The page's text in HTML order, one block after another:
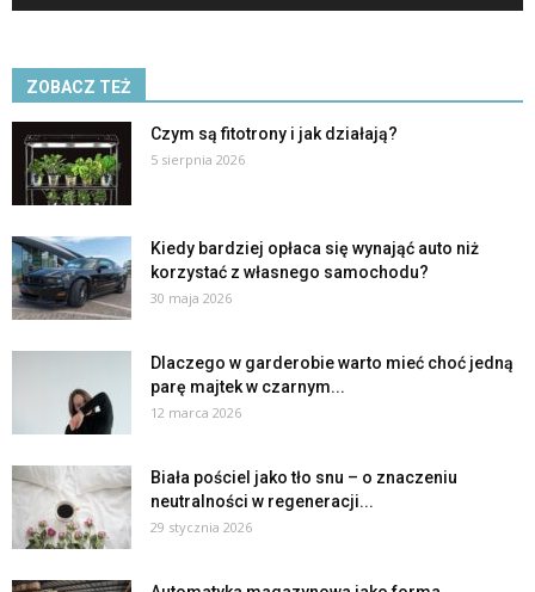
ZOBACZ TEŻ
Czym są fitotrony i jak działają?
5 sierpnia 2026
Kiedy bardziej opłaca się wynająć auto niż
korzystać z własnego samochodu?
30 maja 2026
Dlaczego w garderobie warto mieć choć jedną
parę majtek w czarnym...
12 marca 2026
Biała pościel jako tło snu – o znaczeniu
neutralności w regeneracji...
29 stycznia 2026